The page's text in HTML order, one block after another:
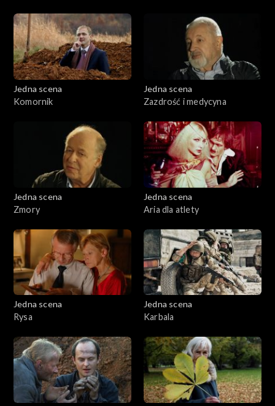
Jedna scena
Komornik
Jedna scena
Zazdrość i medycyna
Jedna scena
Zmory
Jedna scena
Aria dla atlety
Jedna scena
Rysa
Jedna scena
Karbala